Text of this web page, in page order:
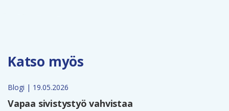
Katso myös
Blogi | 19.05.2026
Vapaa sivistystyö vahvistaa